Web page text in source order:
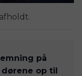
på
op til